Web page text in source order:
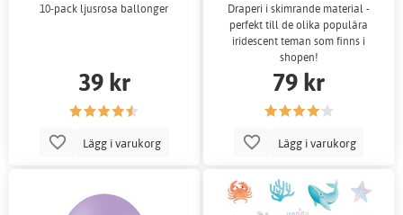
10-pack ljusrosa ballonger
39 kr
Lägg i varukorg
Draperi i skimrande material -
perfekt till de olika populära
iridescent teman som finns i
shopen!
79 kr
Lägg i varukorg